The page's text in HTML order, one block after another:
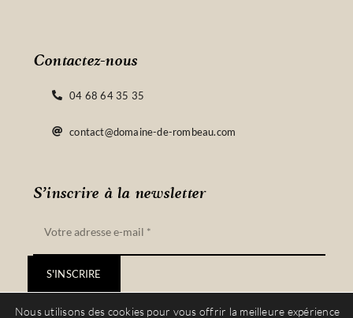
S’inscrire à la newsletter
S'INSCRIRE
Contactez-nous
04 68 64 35 35
contact@domaine-de-rombeau.com
Nous utilisons des cookies pour vous offrir la meilleure expérience